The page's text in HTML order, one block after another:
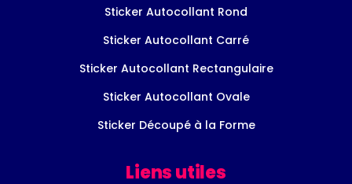
Sticker Autocollant Rond
Sticker Autocollant Carré
Sticker Autocollant Rectangulaire
Sticker Autocollant Ovale
Sticker Découpé à la Forme
Liens utiles